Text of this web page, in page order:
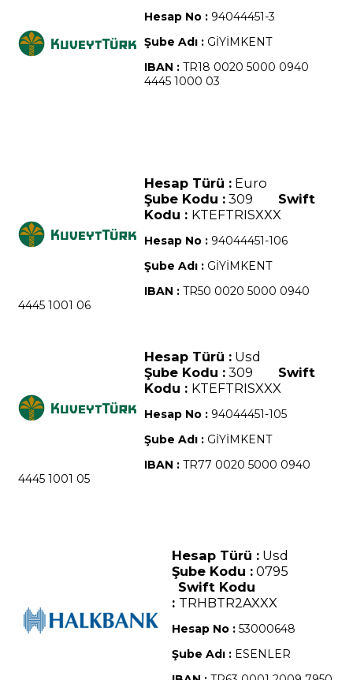
Hesap No : 94044451-3
Şube Adı :GİYİMKENT
IBAN :TR18 0020 5000 0940
4445 1000 03
Hesap Türü :Euro
Şube Kodu :309 Swift
Kodu : KTEFTRISXXX
Hesap No : 94044451-106
Şube Adı :GİYİMKENT
IBAN :TR50 0020 5000 0940
4445 1001 06
Hesap Türü :Usd
Şube Kodu :309 Swift
Kodu : KTEFTRISXXX
Hesap No : 94044451-105
Şube Adı :GİYİMKENT
IBAN :TR77 0020 5000 0940
4445 1001 05
Hesap Türü :Usd
Şube Kodu :0795
Swift Kodu
: TRHBTR2AXXX
Hesap No : 53000648
Şube Adı :ESENLER